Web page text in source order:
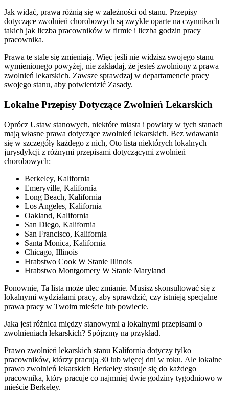
Jak widać, prawa różnią się w zależności od stanu. Przepisy
dotyczące zwolnień chorobowych są zwykle oparte na czynnikach
takich jak liczba pracowników w firmie i liczba godzin pracy
pracownika.
Prawa te stale się zmieniają. Więc jeśli nie widzisz swojego stanu
wymienionego powyżej, nie zakładaj, że jesteś zwolniony z prawa
zwolnień lekarskich. Zawsze sprawdzaj w departamencie pracy
swojego stanu, aby potwierdzić Zasady.
Lokalne Przepisy Dotyczące Zwolnień Lekarskich
Oprócz Ustaw stanowych, niektóre miasta i powiaty w tych stanach
mają własne prawa dotyczące zwolnień lekarskich. Bez wdawania
się w szczegóły każdego z nich, Oto lista niektórych lokalnych
jurysdykcji z różnymi przepisami dotyczącymi zwolnień
chorobowych:
Berkeley, Kalifornia
Emeryville, Kalifornia
Long Beach, Kalifornia
Los Angeles, Kalifornia
Oakland, Kalifornia
San Diego, Kalifornia
San Francisco, Kalifornia
Santa Monica, Kalifornia
Chicago, Illinois
Hrabstwo Cook W Stanie Illinois
Hrabstwo Montgomery W Stanie Maryland
Ponownie, Ta lista może ulec zmianie. Musisz skonsultować się z
lokalnymi wydziałami pracy, aby sprawdzić, czy istnieją specjalne
prawa pracy w Twoim mieście lub powiecie.
Jaka jest różnica między stanowymi a lokalnymi przepisami o
zwolnieniach lekarskich? Spójrzmy na przykład.
Prawo zwolnień lekarskich stanu Kalifornia dotyczy tylko
pracowników, którzy pracują 30 lub więcej dni w roku. Ale lokalne
prawo zwolnień lekarskich Berkeley stosuje się do każdego
pracownika, który pracuje co najmniej dwie godziny tygodniowo w
mieście Berkeley.